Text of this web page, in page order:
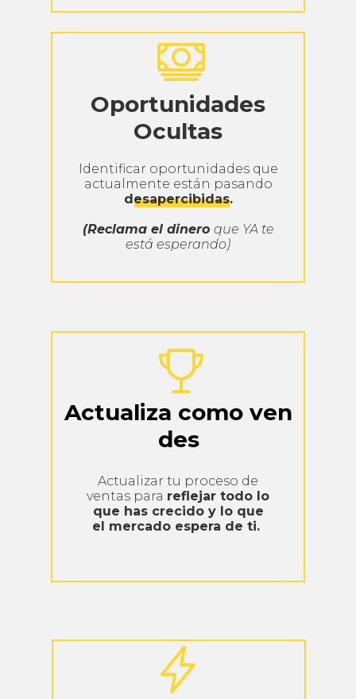
Identificar oportunidades que
actualmente están pasando
desapercibidas.
(Reclama el dinero que YA te
está esperando)
Oportunidades
Ocultas
Actualizar tu proceso de
ventas para reflejar todo lo
que has crecido y lo que
el mercado espera de ti.
Actualiza como ven
des